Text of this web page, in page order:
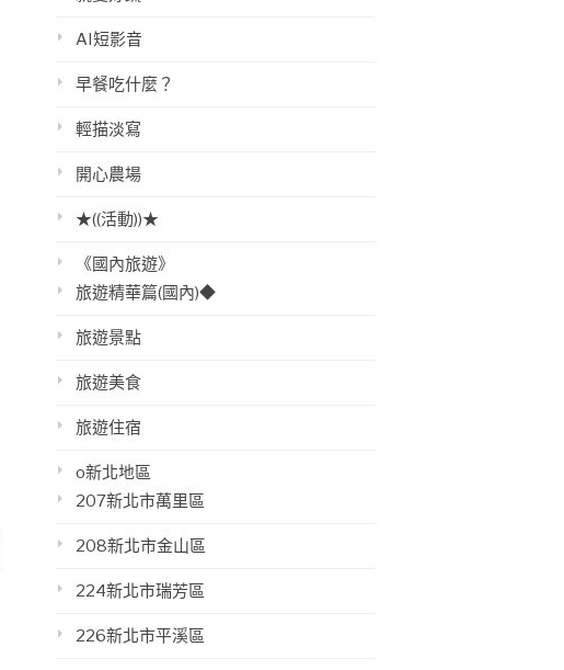
AI短影音
早餐吃什麼？
輕描淡寫
開心農場
★((活動))★
《國內旅遊》
旅遊精華篇(國內)◆
旅遊景點
旅遊美食
旅遊住宿
o新北地區
207新北市萬里區
208新北市金山區
224新北市瑞芳區
226新北市平溪區